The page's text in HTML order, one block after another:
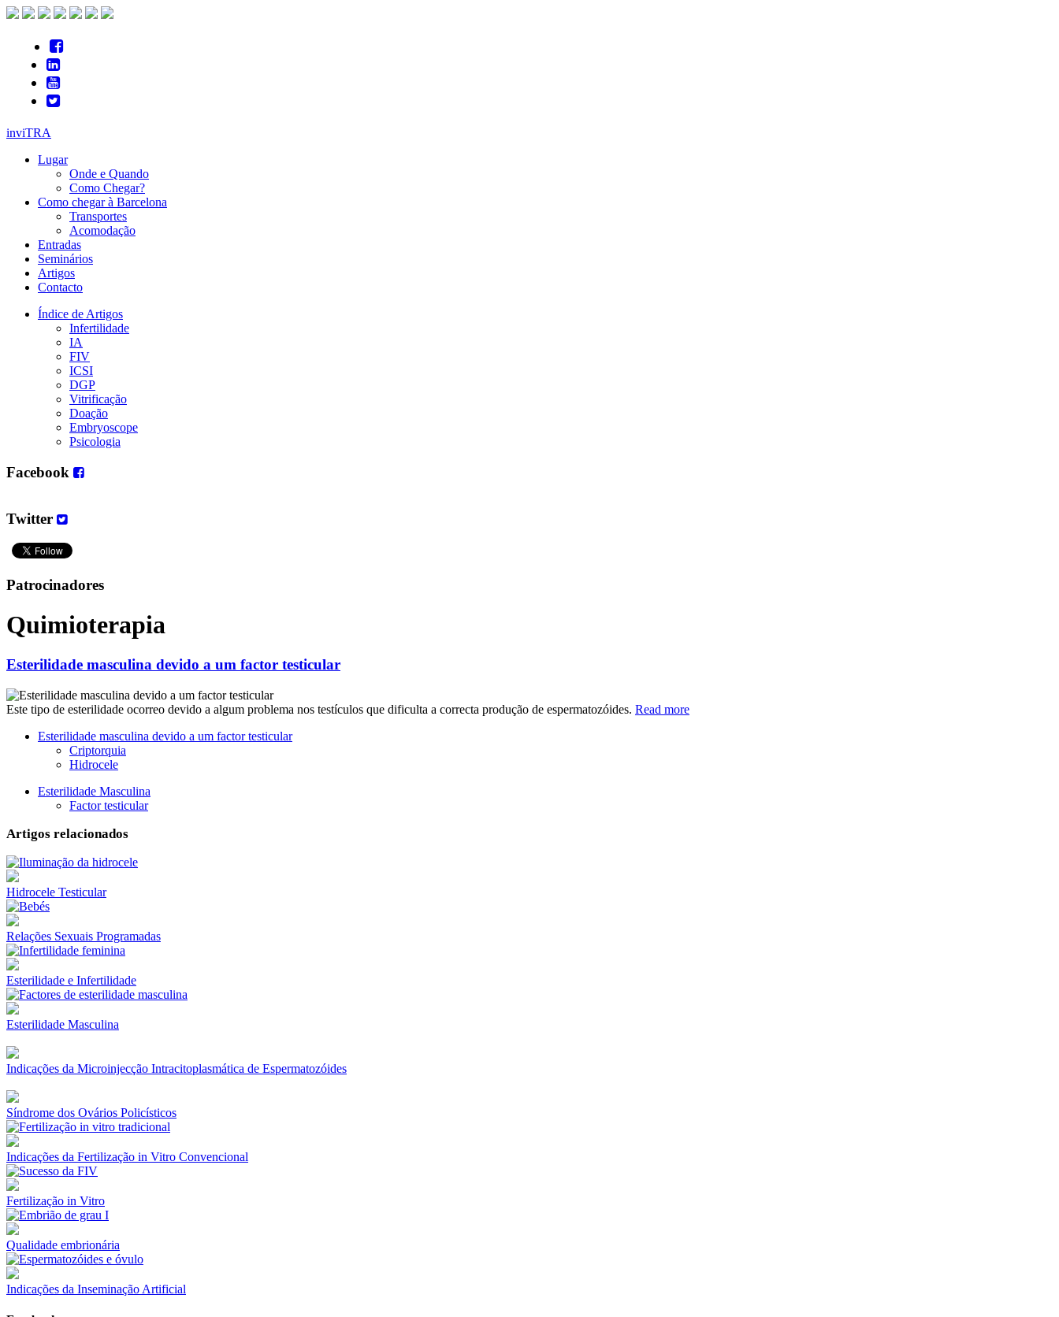
inviTRA
Lugar
Onde e Quando
Como Chegar?
Como chegar à Barcelona
Transportes
Acomodação
Entradas
Seminários
Artigos
Contacto
Índice de Artigos
Infertilidade
IA
FIV
ICSI
DGP
Vitrificação
Doação
Embryoscope
Psicologia
Facebook
Twitter
Patrocinadores
Quimioterapia
Esterilidade masculina devido a um factor testicular
Este tipo de esterilidade ocorreo devido a algum problema nos testículos que dificulta a correcta produção de espermatozóides. Read more
Esterilidade masculina devido a um factor testicular
Criptorquia
Hidrocele
Esterilidade Masculina
Factor testicular
Artigos relacionados
Hidrocele Testicular
Relações Sexuais Programadas
Esterilidade e Infertilidade
Esterilidade Masculina
Indicações da Microinjecção Intracitoplasmática de Espermatozóides
Síndrome dos Ovários Policísticos
Indicações da Fertilização in Vitro Convencional
Fertilização in Vitro
Qualidade embrionária
Indicações da Inseminação Artificial